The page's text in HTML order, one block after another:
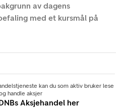
av dagens
med et kursmål på
kan du som aktiv bruker lese
handle aksjer
Aksjehandel her